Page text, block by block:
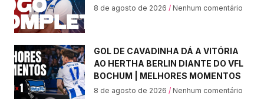
8 de agosto de 2026 Nenhum comentário
GOL DE CAVADINHA DÁ A VITÓRIA
AO HERTHA BERLIN DIANTE DO VFL
BOCHUM | MELHORES MOMENTOS
8 de agosto de 2026 Nenhum comentário